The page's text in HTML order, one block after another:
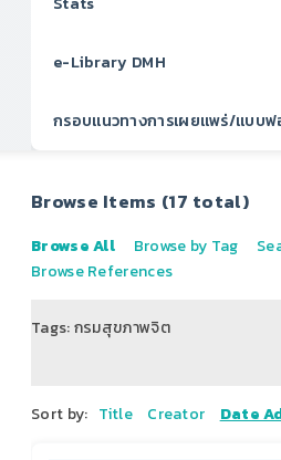
e-Library DMH
กรอบแนวทางการเผยแพร่/แบบฟ
Browse Items (17 total)
Browse All Browse by Tag
Browse References
Tags: กรมสุขภาพจิต
Sort by: Title Creator Date